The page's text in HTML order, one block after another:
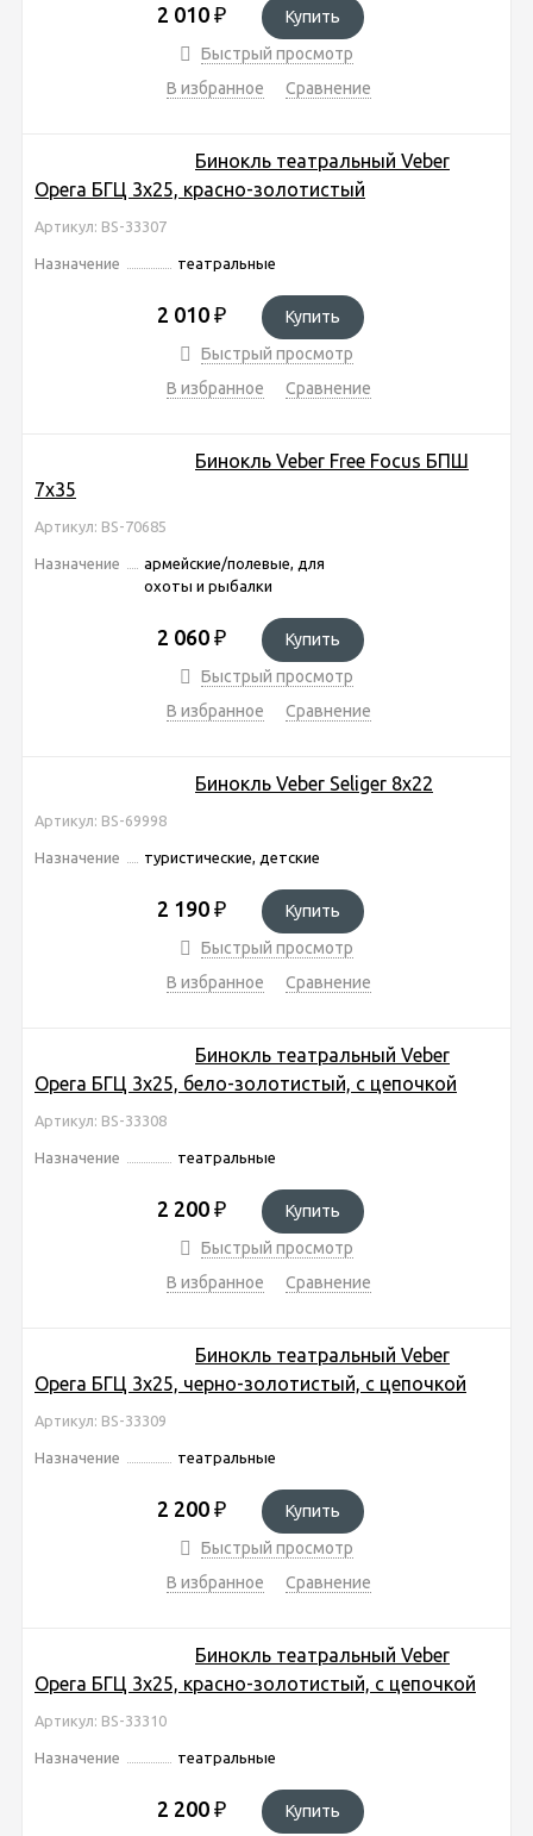
2 010 ₽
Купить
Быстрый просмотр
В избранное
Сравнение
Бинокль театральный Veber
Opera БГЦ 3x25, красно-золотистый
Артикул: BS-33307
Назначение театральные
2 010 ₽
Купить
Быстрый просмотр
В избранное
Сравнение
Бинокль Veber Free Focus БПШ
7x35
Артикул: BS-70685
Назначение
армейские/полевые, для
охоты и рыбалки
2 060 ₽
Купить
Быстрый просмотр
В избранное
Сравнение
Бинокль Veber Seliger 8x22
Артикул: BS-69998
Назначение туристические, детские
2 190 ₽
Купить
Быстрый просмотр
В избранное
Сравнение
Бинокль театральный Veber
Opera БГЦ 3x25, бело-золотистый, с цепочкой
Артикул: BS-33308
Назначение театральные
2 200 ₽
Купить
Быстрый просмотр
В избранное
Сравнение
Бинокль театральный Veber
Opera БГЦ 3x25, черно-золотистый, с цепочкой
Артикул: BS-33309
Назначение театральные
2 200 ₽
Купить
Быстрый просмотр
В избранное
Сравнение
Бинокль театральный Veber
Opera БГЦ 3x25, красно-золотистый, с цепочкой
Артикул: BS-33310
Назначение театральные
2 200 ₽ Купить